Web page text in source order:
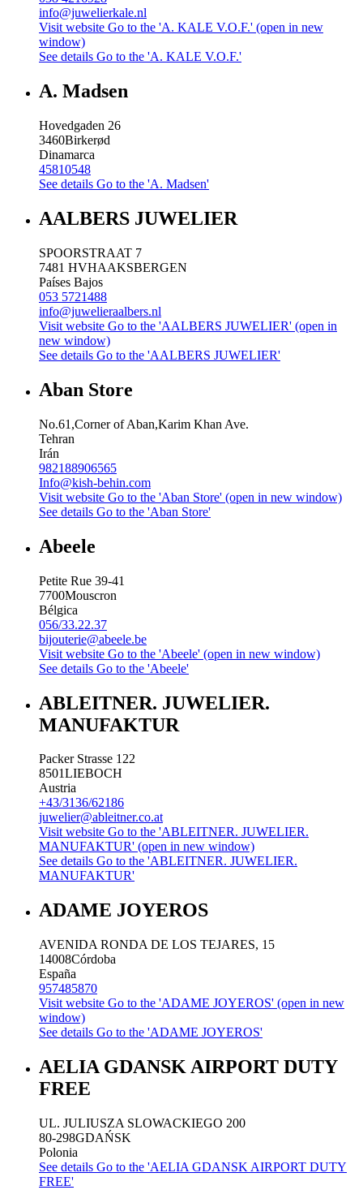
info@juwelierkale.nl
Visit website Go to the 'A. KALE V.O.F.' (open in new
window)
See details Go to the 'A. KALE V.O.F.'
A. Madsen
Hovedgaden 26
3460Birkerød
Dinamarca
45810548
See details Go to the 'A. Madsen'
AALBERS JUWELIER
SPOORSTRAAT 7
7481 HVHAAKSBERGEN
Países Bajos
053 5721488
info@juwelieraalbers.nl
Visit website Go to the 'AALBERS JUWELIER' (open in
new window)
See details Go to the 'AALBERS JUWELIER'
Aban Store
No.61,Corner of Aban,Karim Khan Ave.
Tehran
Irán
982188906565
Info@kish-behin.com
Visit website Go to the 'Aban Store' (open in new window)
See details Go to the 'Aban Store'
Abeele
Petite Rue 39-41
7700Mouscron
Bélgica
056/33.22.37
bijouterie@abeele.be
Visit website Go to the 'Abeele' (open in new window)
See details Go to the 'Abeele'
ABLEITNER. JUWELIER.
MANUFAKTUR
Packer Strasse 122
8501LIEBOCH
Austria
+43/3136/62186
juwelier@ableitner.co.at
Visit website Go to the 'ABLEITNER. JUWELIER.
MANUFAKTUR' (open in new window)
See details Go to the 'ABLEITNER. JUWELIER.
MANUFAKTUR'
ADAME JOYEROS
AVENIDA RONDA DE LOS TEJARES, 15
14008Córdoba
España
957485870
Visit website Go to the 'ADAME JOYEROS' (open in new
window)
See details Go to the 'ADAME JOYEROS'
AELIA GDANSK AIRPORT DUTY
FREE
UL. JULIUSZA SLOWACKIEGO 200
80-298GDAŃSK
Polonia
See details Go to the 'AELIA GDANSK AIRPORT DUTY
FREE'